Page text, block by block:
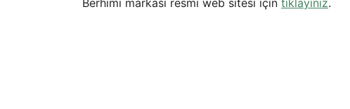
Berhimi markası resmi web sitesi için tıklayınız.